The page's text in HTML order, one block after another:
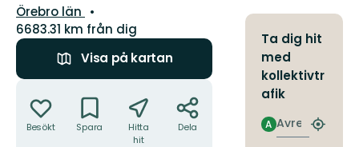
Län:
Örebro län
6683.31 km från dig
Visa på kartan
Besökt Spara
Hitta
hit
Dela
Ta dig hit
med
kollektivtr
afik
Avresa
A
Hitta